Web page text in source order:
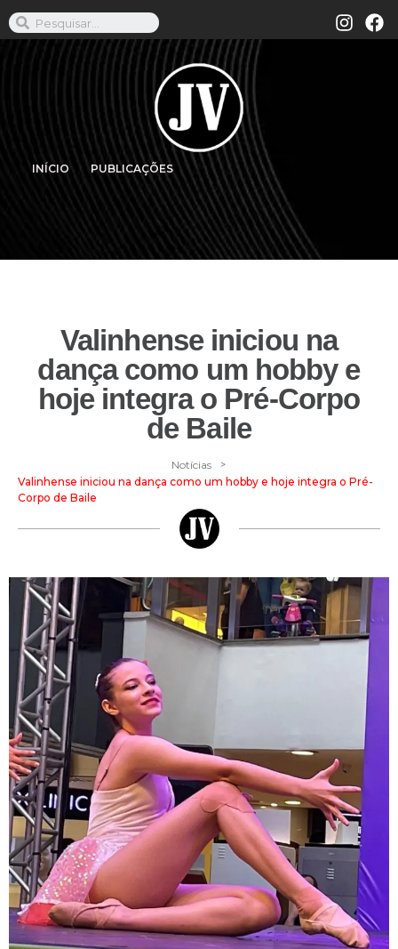
INÍCIO PUBLICAÇÕES
Valinhense iniciou na
dança como um hobby e
hoje integra o Pré-Corpo
de Baile
Notícias >
Valinhense iniciou na dança como um hobby e hoje integra o Pré-
Corpo de Baile